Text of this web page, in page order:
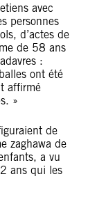
avec
personnes
d’actes de
de 58 ans
:
ont été
affirmé
»
de
zaghawa de
a vu
ans qui les